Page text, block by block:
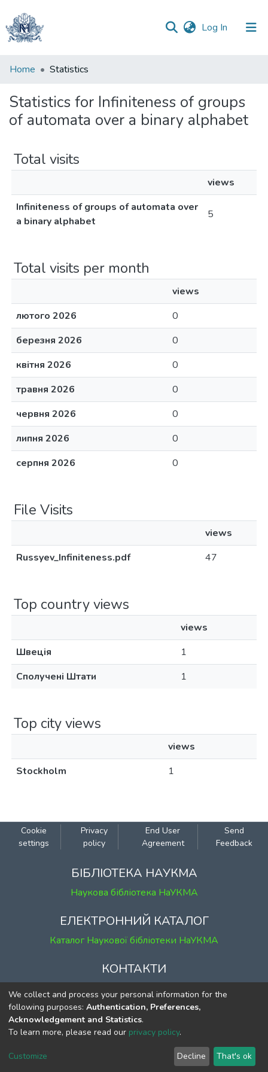
Log In (current)
Communities
Collections
All of DSpace
Home Statistics
Statistics for Infiniteness of groups
of automata over a binary alphabet
Total visits
views
Infiniteness of groups of automata over
a binary alphabet
5
Total visits per month
views
лютого 2026
0
березня 2026
0
квітня 2026
0
травня 2026
0
червня 2026
0
липня 2026
0
серпня 2026
0
File Visits
views
Russyev_Infiniteness.pdf
47
Top country views
views
Швеція
1
Сполучені Штати
1
Top city views
views
Stockholm
1
Cookie
settings
Privacy
policy
End User
Agreement
Send
Feedback
БІБЛІОТЕКА НАУКМА
Наукова бібліотека НаУКМА
ЕЛЕКТРОННИЙ КАТАЛОГ
Каталог Наукової бібліотеки НаУКМА
КОНТАКТИ
м. Київ, вул. Григорія Сковороди, 2
к. 1, к. 120
тел. (044) 463-69-31
ekmair@ukma.edu.ua
We collect and process your personal information for the
following purposes: Authentication, Preferences,
Acknowledgement and Statistics.
To learn more, please read our privacy policy.
Customize Decline That's ok